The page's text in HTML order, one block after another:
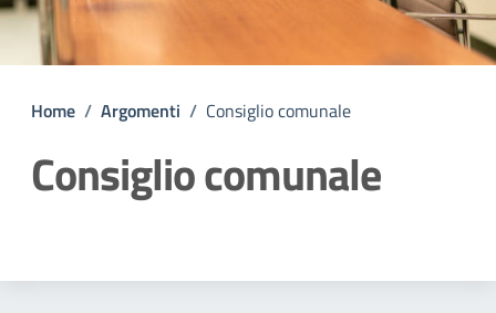
Home / Argomenti / Consiglio comunale
Consiglio comunale